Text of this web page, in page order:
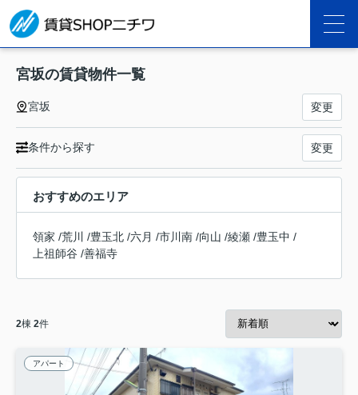
宮坂の賃貸物件一覧
宮坂 変更
条件から探す 変更
おすすめのエリア
領家 /荒川 /豊玉北 /六月 /市川南 /向山 /綾瀬 /豊玉中 /
上祖師谷 /善福寺
2棟 2件
アパート